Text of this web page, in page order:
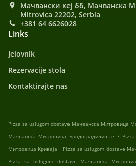
Мачвански кеј бб, Мачванска
Mitrovica 22202, Serbia
+381 64 6626028
Links
Jelovnik
Rezervacije stola
Kontaktirajte nas
Pizza sa uslugom dostave Мачванска Митровица
Мачванска Митровица Бродоградилиште .
Митровица Криваја . Pizza sa uslugom dostave
Pizza sa uslugom dostave Мачванска